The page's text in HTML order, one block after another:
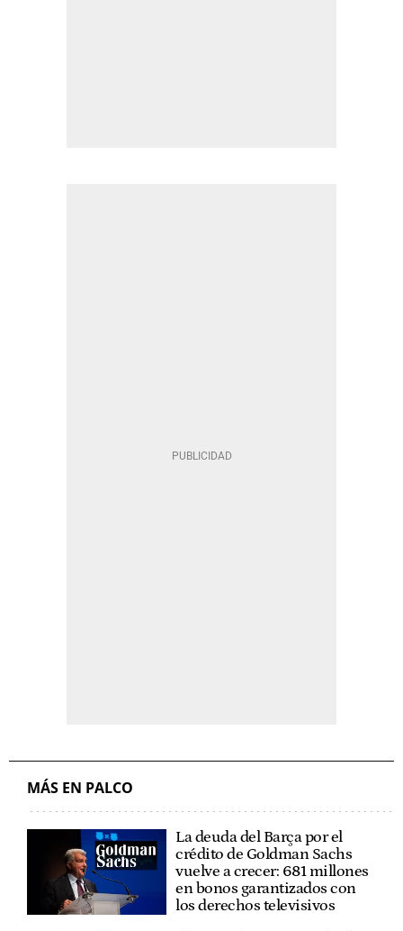
MÁS EN PALCO
La deuda del Barça por el
crédito de Goldman Sachs
vuelve a crecer: 681 millones
en bonos garantizados con
los derechos televisivos